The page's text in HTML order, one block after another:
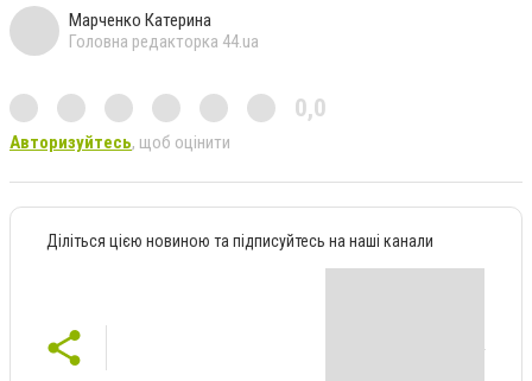
Марченко Катерина
Головна редакторка 44.ua
0,0
Авторизуйтесь, щоб оцінити
Діліться цією новиною та підписуйтесь на наші канали